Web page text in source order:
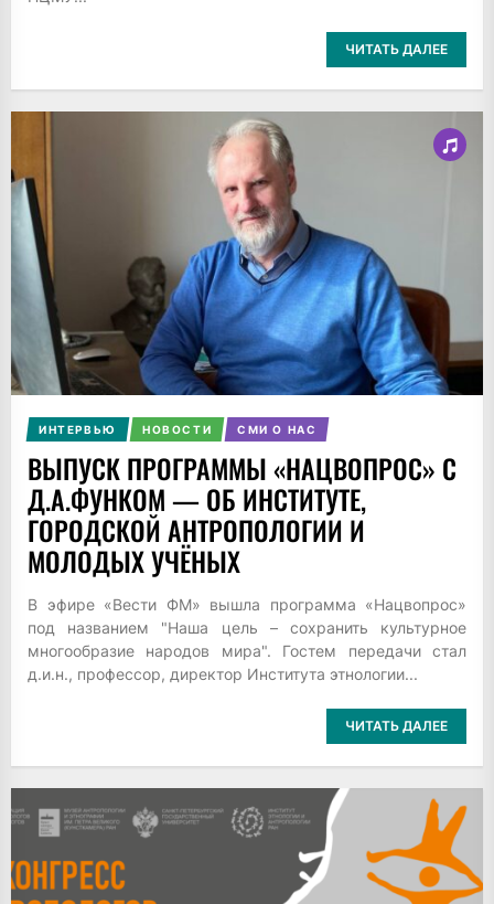
ЧИТАТЬ ДАЛЕЕ
ИНТЕРВЬЮ НОВОСТИ СМИ О НАС
ВЫПУСК ПРОГРАММЫ «НАЦВОПРОС» С
Д.А.ФУНКОМ — ОБ ИНСТИТУТЕ,
ГОРОДСКОЙ АНТРОПОЛОГИИ И
МОЛОДЫХ УЧЁНЫХ
В эфире «Вести ФМ» вышла программа «Нацвопрос»
под названием "Наша цель – сохранить культурное
многообразие народов мира". Гостем передачи стал
д.и.н., профессор, директор Института этнологии...
ЧИТАТЬ ДАЛЕЕ